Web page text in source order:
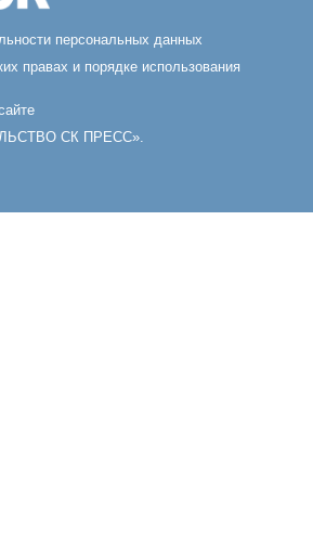
персональных данных
правах и порядке использования
СК ПРЕСС».